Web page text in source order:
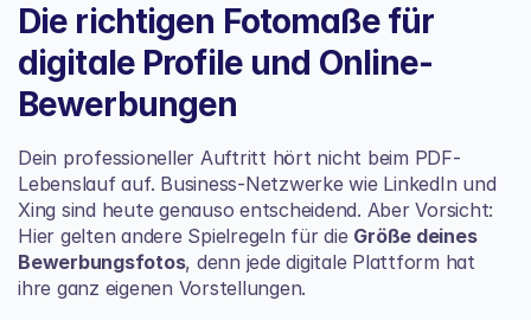
Die richtigen Fotomaße für
digitale Profile und Online-
Bewerbungen
Dein professioneller Auftritt hört nicht beim PDF-
Lebenslauf auf. Business-Netzwerke wie LinkedIn
Xing sind heute genauso entscheidend. Aber Vorsicht:
Hier gelten andere Spielregeln für die Größe deines
Bewerbungsfotos, denn jede digitale Plattform hat
ihre ganz eigenen Vorstellungen.